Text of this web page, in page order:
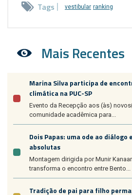
Tags vestibular ranking
Mais Recentes
Marina Silva participa de
climática na PUC-SP
Evento da Recepção aos (às)
comunidade acadêmica para...
Dois Papas: uma ode ao
absolutas
Montagem dirigida por Munir
transforma o encontro entre Bento...
Tradição de pai para filho